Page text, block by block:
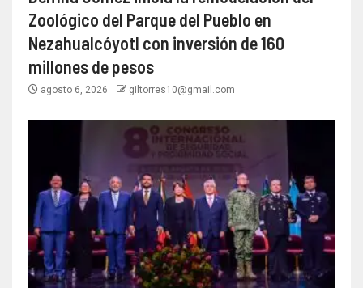
Zoológico del Parque del Pueblo en
Nezahualcóyotl con inversión de 160
millones de pesos
agosto 6, 2026 giltorres10@gmail.com